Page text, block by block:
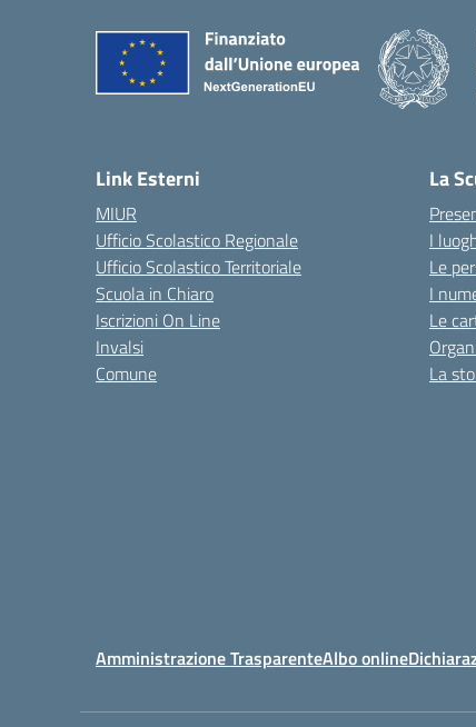
Link Esterni
MIUR
Ufficio Scolastico Regionale
Ufficio Scolastico Territoriale
Scuola in Chiaro
Iscrizioni On Line
Invalsi
Comune
La
I
Le
I
Le
La
Amministrazione TrasparenteAlbo online